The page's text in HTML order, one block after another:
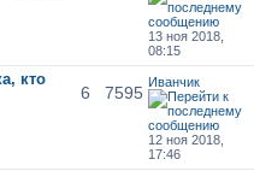
13 ноя 2018,
08:15
кто
6 7595
Иванчик
12 ноя 2018,
17:46